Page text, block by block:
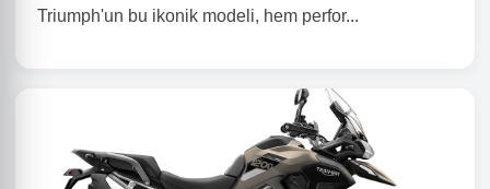
Triumph'un bu ikonik modeli, hem perfor...